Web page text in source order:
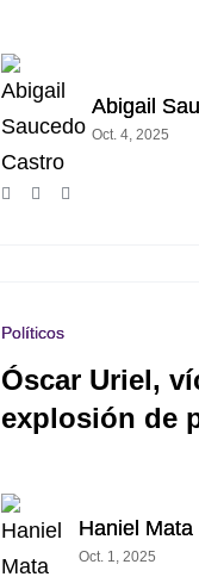
Abigail
Oct. 4, 2025
Políticos
Óscar Uriel,
explosión de
Haniel Mata
Oct. 1, 2025